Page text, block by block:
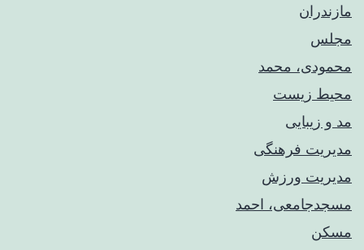
مازندران
مجلس
محمودی، محمد
محیط زیست
مد و زیبایی
مدیریت فرهنگی
مدیریت ورزش
مسجدجامعی، احمد
مسکن